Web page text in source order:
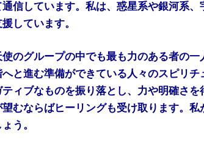
通信しています。私は、惑星系や銀河系
しています。
のグループの中でも最も力のある者の
へと進む準備ができている人々のスピリ
ィブなものを振り落とし、力や明確さ
むならばヒーリングも受け取ります。
う。